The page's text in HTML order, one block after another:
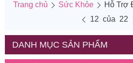
Trang chủ Sức Khỏe
Hỗ Trợ
12 của 22
DANH MỤC SẢN PHẨM